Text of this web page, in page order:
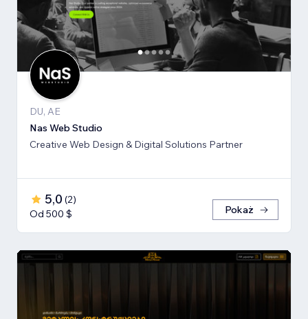
DU, AE
Nas Web Studio
Creative Web Design & Digital Solutions Partner
5,0 (2)
Od 500 $
Pokaż